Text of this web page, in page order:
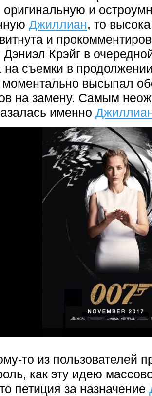
и
Джиллиан, то
и
Дэниэл Крэйг в
на съемки в
моментально высыпал
на замену. Самым
именно
то из пользователей
как эту идею
петиция за назначение